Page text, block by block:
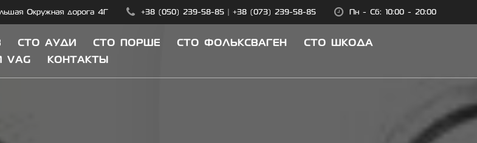
Окружная дорога 4Г +38 (050) 239-58-85| +38 (073) 239-58-85 Пн - Сб: 10:00 - 20:00
СТО АУДИ СТО ПОРШЕ СТО ФОЛЬКСВАГЕН
СТО ШКОДА
VAG КОНТАКТЫ